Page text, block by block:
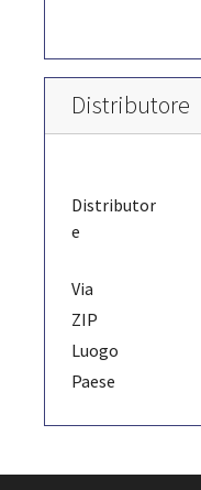
Distributore
Distributor
e
Via
ZIP
Luogo
Paese